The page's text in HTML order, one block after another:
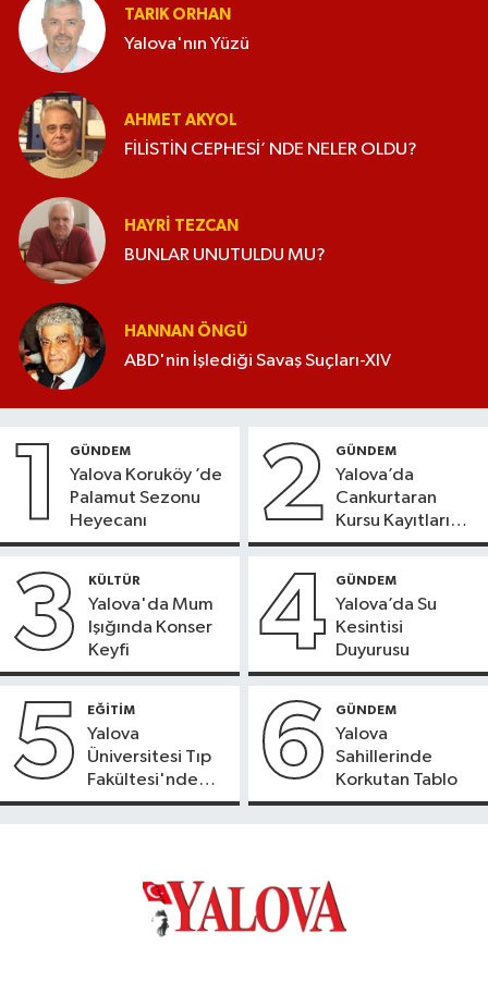
TARIK ORHAN
Yalova'nın Yüzü
AHMET AKYOL
FİLİSTİN CEPHESİ’ NDE NELER OLDU?
HAYRI TEZCAN
BUNLAR UNUTULDU MU?
HANNAN ÖNGÜ
ABD'nin İşlediği Savaş Suçları-XIV
1 GÜNDEM
Yalova Koruköy ’de
Palamut Sezonu
Heyecanı
2 GÜNDEM
Yalova’da
Cankurtaran
Kursu Kayıtları
Başladı
3 KÜLTÜR
Yalova'da Mum
Işığında Konser
Keyfi
4 GÜNDEM
Yalova’da Su
Kesintisi
Duyurusu
5 EĞİTİM
Yalova
Üniversitesi Tıp
Fakültesi'nde
Yeni Dönem
6 GÜNDEM
Yalova
Sahillerinde
Korkutan Tablo